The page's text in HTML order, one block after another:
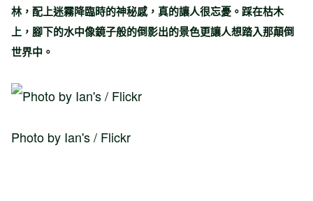
林，配上迷霧降臨時的神秘感，真的讓人很忘憂。踩在枯木
上，腳下的水中像鏡子般的倒影出的景色更讓人想踏入那顛倒
世界中。
Photo by Ian's / Flickr